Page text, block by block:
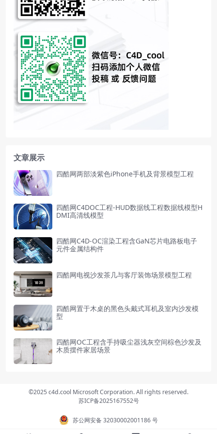
文章展示
四酷网两部淡紫色iPhone手机及背景模型工程
四酷网C4DOC工程-HUD数据线工程数据线模型H
DMI高清线模型
四酷网C4D-OC渲染工程含GaN芯片电路板电子
元件金属结构件
四酷网电视沙发茶几与客厅装饰场景模型工程
四酷网置于木桌的黑色头戴式耳机及室内沙发模
型
四酷网OC工程含手持吸尘器浅灰空间棕色沙发及
木质摆件家居场景
©2025 c4d.cool Microsoft Corporation. All rights reserved.
苏ICP备2025167552号
苏公网安备 32030002001186 号